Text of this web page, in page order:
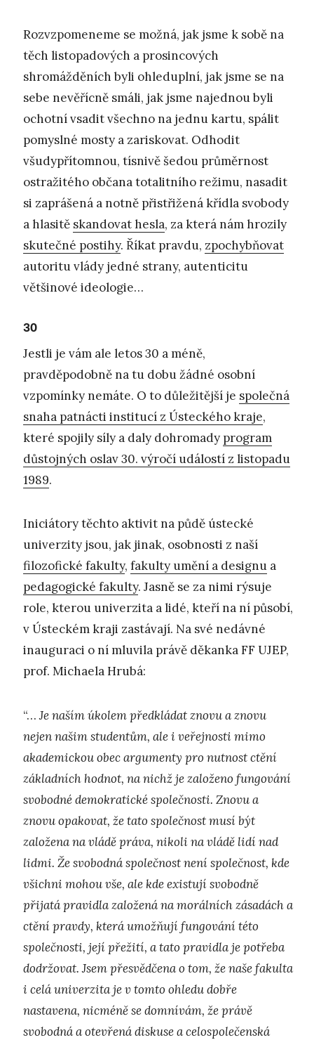
Rozvzpomeneme se možná, jak jsme k sobě na
těch listopadových a prosincových
shromážděních byli ohleduplní, jak jsme se na
sebe nevěřícně smáli, jak jsme najednou byli
ochotní vsadit všechno na jednu kartu, spálit
pomyslné mosty a zariskovat. Odhodit
všudypřítomnou, tísnivě šedou průměrnost
ostražitého občana totalitního režimu, nasadit
si zaprášená a notně přistřižená křídla svobody
a hlasitě skandovat hesla, za která nám hrozily
skutečné postihy. Říkat pravdu, zpochybňovat
autoritu vlády jedné strany, autenticitu
většinové ideologie…
30
Jestli je vám ale letos 30 a méně,
pravděpodobně na tu dobu žádné osobní
vzpomínky nemáte. O to důležitější je společná
snaha patnácti institucí z Ústeckého kraje,
které spojily síly a daly dohromady program
důstojných oslav 30. výročí událostí z listopadu
1989.
Iniciátory těchto aktivit na půdě ústecké
univerzity jsou, jak jinak, osobnosti z naší
filozofické fakulty, fakulty umění a designu a
pedagogické fakulty. Jasně se za nimi rýsuje
role, kterou univerzita a lidé, kteří na ní působí,
v Ústeckém kraji zastávají. Na své nedávné
inauguraci o ní mluvila právě děkanka FF UJEP,
prof. Michaela Hrubá:
“…Je naším úkolem předkládat znovu a znovu
nejen našim studentům, ale i veřejnosti mimo
akademickou obec argumenty pro nutnost ctění
základních hodnot, na nichž je založeno fungování
svobodné demokratické společnosti. Znovu a
znovu opakovat, že tato společnost musí být
založena na vládě práva, nikoli na vládě lidí nad
lidmi. Že svobodná společnost není společnost, kde
všichni mohou vše, ale kde existují svobodně
přijatá pravidla založená na morálních zásadách a
ctění pravdy, která umožňují fungování této
společnosti, její přežití, a tato pravidla je potřeba
dodržovat. Jsem přesvědčena o tom, že naše fakulta
i celá univerzita je v tomto ohledu dobře
nastavena, nicméně se domnívám, že právě
svobodná a otevřená diskuse a celospolečenská